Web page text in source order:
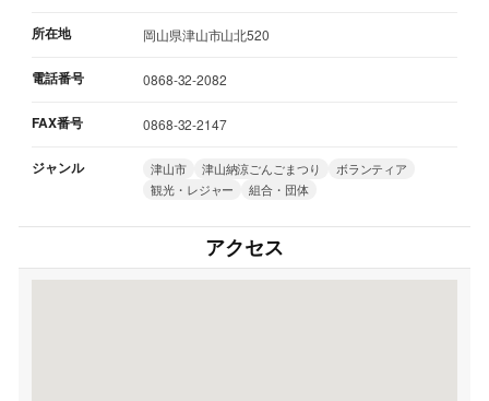
所在地 岡山県津山市山北520
電話番号 0868-32-2082
FAX番号 0868-32-2147
ジャンル 津山市 津山納涼ごんごまつり
ボランティア
観光・レジャー
組合・団体
アクセス